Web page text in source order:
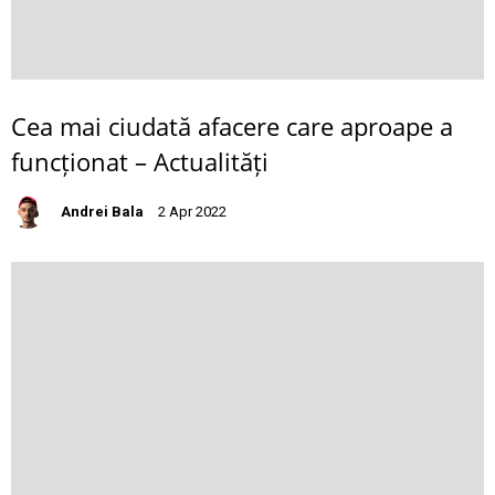
Cea mai ciudată afacere care aproape a
funcționat – Actualități
Andrei Bala 2 Apr 2022